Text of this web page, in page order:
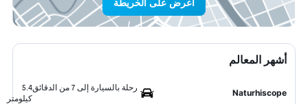
أشهر المعالم
Naturhiscope
رحلة بالسيارة إلى 7 من الدقائق
5.4
كيلومتر